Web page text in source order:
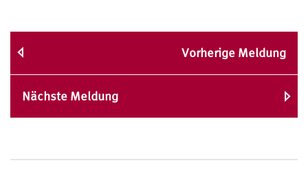
Vorherige Meldung
Nächste Meldung